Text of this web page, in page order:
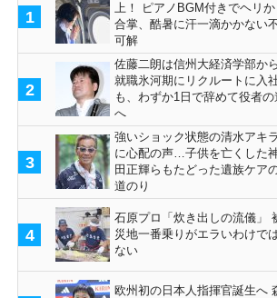
1
上！ ピアノBGM付きでヘリか
合掌、酷暑に汗一滴かかない
可解
2
佐藤二朗は信州大経済学部から
就職氷河期にリクルートに入
も、わずか1日で辞めて役者の
へ
3
強いショック状態の清水アキラ
に心配の声…子供を亡くした
田正輝らもたどった遺族ケア
道のり
4
石原プロ「炊き出しの流儀」
災地一番乗りがエラいわけで
ない
欧州初の日本人指揮官誕生へ